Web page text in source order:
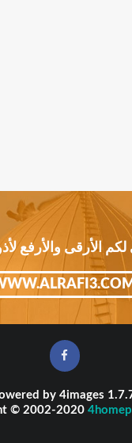
لكم الأرقى والأرفع
by 4images
© 2002-2020